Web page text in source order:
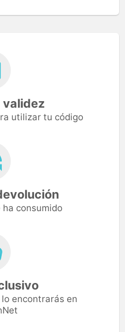
validez
utilizar tu código
ha consumido
encontrarás en